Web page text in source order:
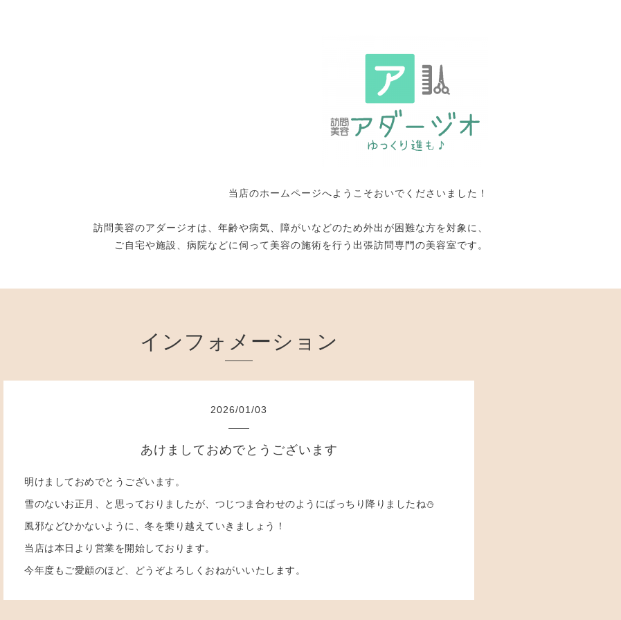
当店のホームページへようこそおいでくださいました！
訪問美容のアダージオは、年齢や病気、障がいなどのため外出が困難な方を対象に、
ご自宅や施設、病院などに伺って美容の施術を行う出張訪問専門の美容室です。
インフォメーション
2026/01 /03
あけましておめでとうございます
明けましておめでとうございます。
雪のないお正月、と思っておりましたが、つじつま合わせのようにばっちり降りましたね⛄
風邪などひかないように、冬を乗り越えていきましょう！
当店は本日より営業を開始しております。
今年度もご愛顧のほど、どうぞよろしくおねがいいたします。